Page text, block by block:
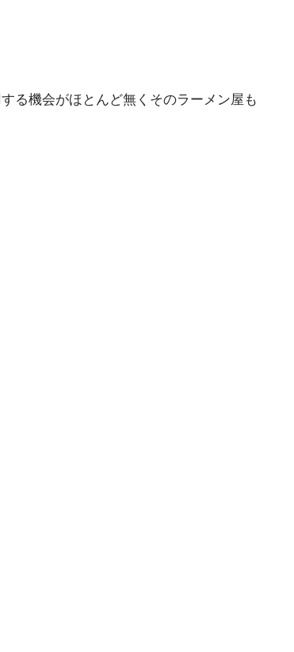
る機会がほとんど無くそのラーメン屋も